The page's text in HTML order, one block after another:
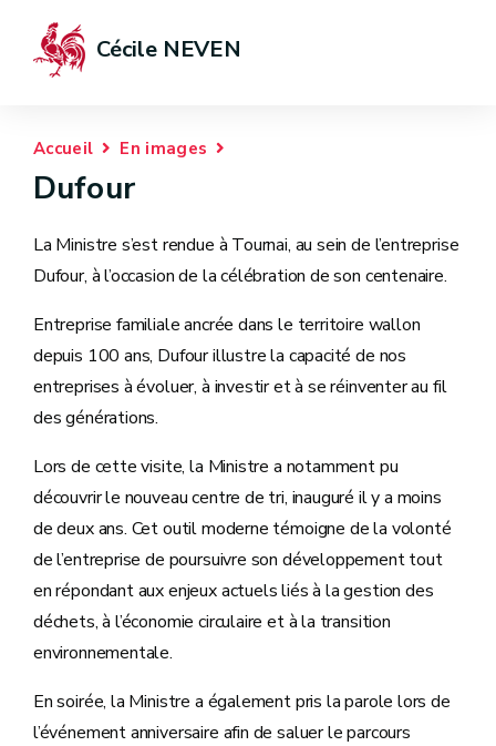
Cécile NEVEN
Accueil En images
Dufour
La Ministre s’est rendue à Tournai, au sein de l’entreprise
Dufour, à l’occasion de la célébration de son centenaire.
Entreprise familiale ancrée dans le territoire wallon
depuis 100 ans, Dufour illustre la capacité de nos
entreprises à évoluer, à investir et à se réinventer au fil
des générations.
Lors de cette visite, la Ministre a notamment pu
découvrir le nouveau centre de tri, inauguré il y a moins
de deux ans. Cet outil moderne témoigne de la volonté
de l’entreprise de poursuivre son développement tout
en répondant aux enjeux actuels liés à la gestion des
déchets, à l’économie circulaire et à la transition
environnementale.
En soirée, la Ministre a également pris la parole lors de
l’événement anniversaire afin de saluer le parcours